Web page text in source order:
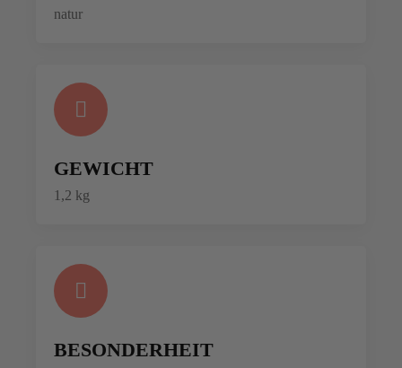
natur
GEWICHT
1,2 kg
BESONDERHEIT